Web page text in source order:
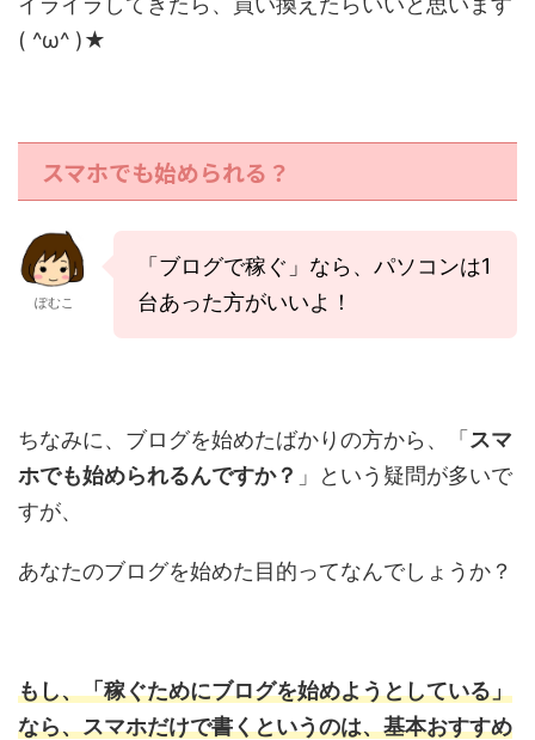
( ^ω^ )★
スマホでも始められる？
ぽむこ
「ブログで稼ぐ」なら、パソコンは1
台あった方がいいよ！
ちなみに、ブログを始めたばかりの方から、「スマ
ホでも始められるんですか？ 」という疑問が多いで
すが、
あなたのブログを始めた目的ってなんでしょうか？
もし、「稼ぐためにブログを始めようとしている」
なら、スマホだけで書くというのは、基本おすすめ